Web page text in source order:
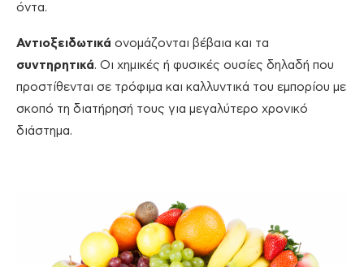
όντα.
Αντιοξειδωτικά ονομάζονται βέβαια και τα
συντηρητικά. Οι χημικές ή φυσικές ουσίες δηλαδή που
προστίθενται σε τρόφιμα και καλλυντικά του εμπορίου με
σκοπό τη διατήρησή τους για μεγαλύτερο χρονικό
διάστημα.